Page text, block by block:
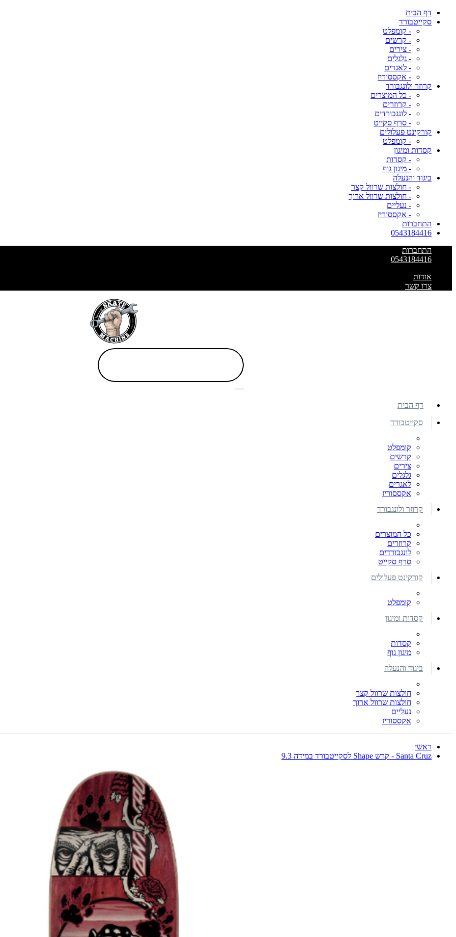
דף הבית
סקייטבורד
- קומפלט
- קרשים
- צירים
- גלגלים
- לאגרים
- אקססוריז
קרוזר ולונגבורד
- כל המוצרים
- קרוזרים
- לונגבורדים
- סרף סקייט
קורקינט פעלולים
- קומפלט
קסדות ומיגון
- קסדות
- מיגון גוף
ביגוד והנעלה
- חולצות שרוול קצר
- חולצות שרוול ארוך
- נעליים
- אקססוריז
התחברות
0543184416
התחברות
0543184416
אודות
צרו קשר
דף הבית
סקייטבורד
קומפלט
קרשים
צירים
גלגלים
לאגרים
אקססוריז
קרוזר ולונגבורד
כל המוצרים
קרוזרים
לונגבורדים
סרף סקייט
קורקינט פעלולים
קומפלט
קסדות ומיגון
קסדות
מיגון גוף
ביגוד והנעלה
חולצות שרוול קצר
חולצות שרוול ארוך
נעליים
אקססוריז
ראשי
Santa Cruz - קרש Shape לסקייטבורד במידה 9.3